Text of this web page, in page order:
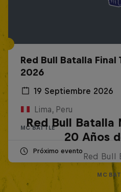
Red Bull Batalla Final
2026
19 Septiembre 2026
Lima, Peru
MC BATTLE
Próximo evento
Red Bull Batalla
20 Años
Red Bull
MC